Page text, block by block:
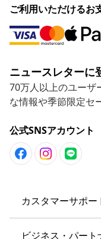
ご利用いただけるお
ニュースレターに
70万人以上のユーザ
な情報や季節限定セ
公式SNSアカウント
カスタマーサポー
ビジネス・パー